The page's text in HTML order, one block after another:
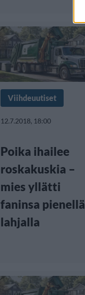
Viihdeuutiset
12.7.2018, 18:00
Poika ihailee
roskakuskia –
mies yllätti
faninsa pienellä
lahjalla